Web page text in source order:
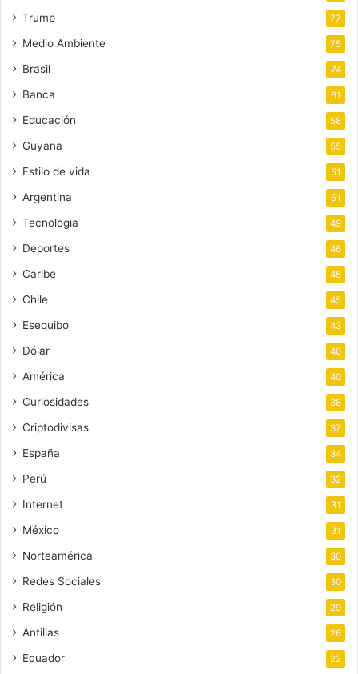
Trump 77
Medio Ambiente 75
Brasil 74
Banca 61
Educación 58
Guyana 55
Estilo de vida 51
Argentina 51
Tecnologia 49
Deportes 46
Caribe 45
Chile 45
Esequibo 43
Dólar 40
América 40
Curiosidades 38
Criptodivisas 37
España 34
Perú 32
Internet 31
México 31
Norteamérica 30
Redes Sociales 30
Religión 29
Antillas 26
Ecuador 22